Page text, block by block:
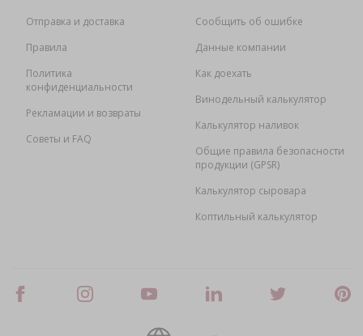
Отправка и доставка
Правила
Политика
конфиденциальности
Рекламации и возвраты
Советы и FAQ
Сообщить об ошибке
Данные компании
Как доехать
Винодельный калькулятор
Калькулятор наливок
Общие правила безопасности
продукции (GPSR)
Калькулятор сыровара
Коптильный калькулятор